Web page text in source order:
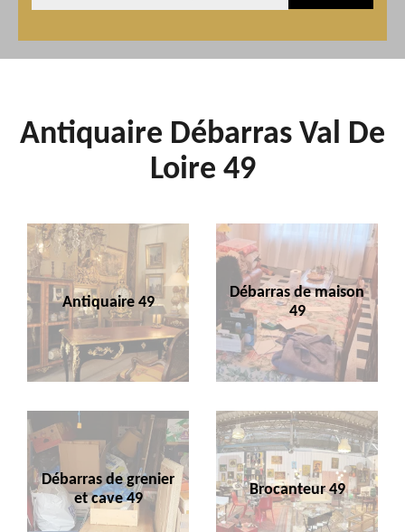
Antiquaire Débarras Val De
Loire 49
Antiquaire 49
Débarras de maison
49
Débarras de grenier
et cave 49
Brocanteur 49